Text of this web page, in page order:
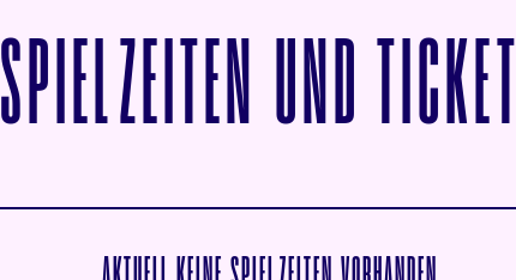
SPIELZEITEN UND